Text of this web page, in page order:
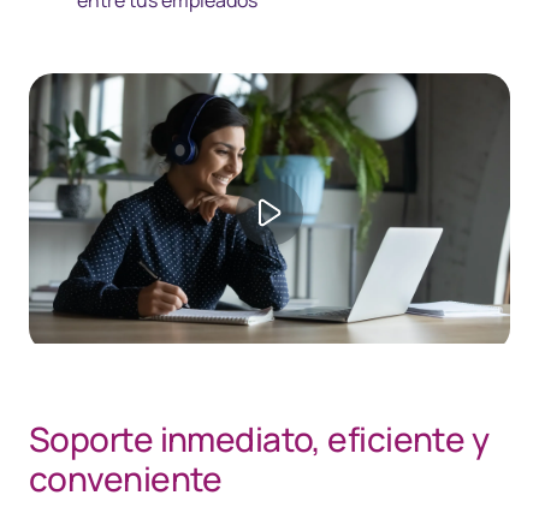
Play video
Soporte inmediato, eficiente y
conveniente